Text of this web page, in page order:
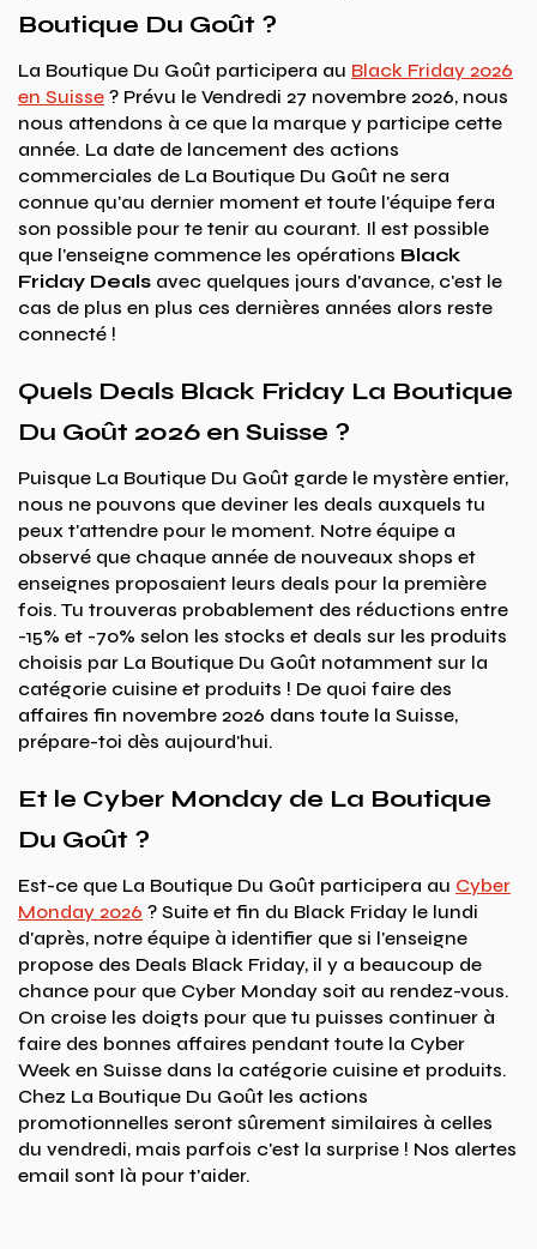
Boutique Du Goût ?
La Boutique Du Goût participera au Black Friday 2026
en Suisse ? Prévu le Vendredi 27 novembre 2026, nous
nous attendons à ce que la marque y participe cette
année. La date de lancement des actions
commerciales de La Boutique Du Goût ne sera
connue qu'au dernier moment et toute l'équipe fera
son possible pour te tenir au courant. Il est possible
que l'enseigne commence les opérations Black
Friday Deals avec quelques jours d'avance, c'est le
cas de plus en plus ces dernières années alors reste
connecté !
Quels Deals Black Friday La Boutique
Du Goût 2026 en Suisse ?
Puisque La Boutique Du Goût garde le mystère entier,
nous ne pouvons que deviner les deals auxquels tu
peux t'attendre pour le moment. Notre équipe a
observé que chaque année de nouveaux shops et
enseignes proposaient leurs deals pour la première
fois. Tu trouveras probablement des réductions entre
-15% et -70% selon les stocks et deals sur les produits
choisis par La Boutique Du Goût notamment sur la
catégorie cuisine et produits ! De quoi faire des
affaires fin novembre 2026 dans toute la Suisse,
prépare-toi dès aujourd'hui.
Et le Cyber Monday de La Boutique
Du Goût ?
Est-ce que La Boutique Du Goût participera au Cyber
Monday 2026 ? Suite et fin du Black Friday le lundi
d'après, notre équipe à identifier que si l'enseigne
propose des Deals Black Friday, il y a beaucoup de
chance pour que Cyber Monday soit au rendez-vous.
On croise les doigts pour que tu puisses continuer à
faire des bonnes affaires pendant toute la Cyber
Week en Suisse dans la catégorie cuisine et produits.
Chez La Boutique Du Goût les actions
promotionnelles seront sûrement similaires à celles
du vendredi, mais parfois c'est la surprise ! Nos alertes
email sont là pour t'aider.